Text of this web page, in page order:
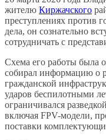
жителю Киржачского
преступлениях против
дела, он сознательно
сотрудничать с
Схема его работы была
собирал информацию о
гражданской
ударов беспилотными
ограничивался
включая FPV-модели,
поставки